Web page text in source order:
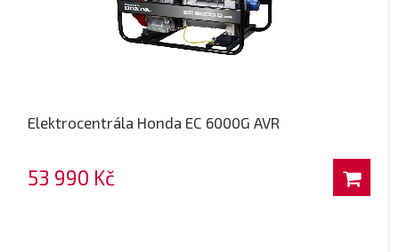
Elektrocentrála Honda EC 6000G AVR
53 990 Kč